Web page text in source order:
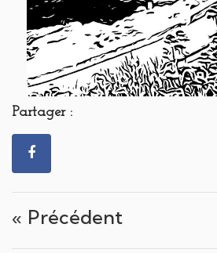
Partager :
« Précédent